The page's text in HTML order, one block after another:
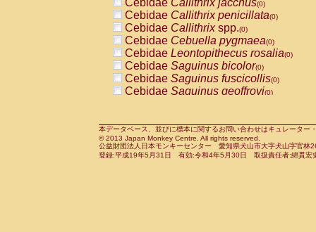
PitheciidaePithecia pithecia(0)
CercopithecidaeCercocebus agilis
CercopithecidaeCercocebus
CercopithecidaeCercocebus
CercopithecidaeCercocebus
CercopithecidaeCercocebus
CercopithecidaeCercocebushybrid
CercopithecidaePapio anubis(0)
CercopithecidaePapio cynocephalus
CercopithecidaePapio hamadryas(0)
Cebidae Callithrix jacchus(0)
Cebidae Callithrix penicillata(0)
Cebidae Callithrixspp.(0)
Cebidae Cebuella pygmaea(0)
Cebidae Leontopithecus rosalia(0)
Cebidae Saguinus bicolor(0)
Cebidae Saguinus fuscicollis(0)
Cebidae Saguinus geoffroyi(0)
CebidaeSaguinus leucopus(0)
CebidaeSaguinus midas(0)
Cebidae Saguinus mystax(0)
本データベース、並びに標本に関するお問い合わせはキュレータ
© 2013 Japan Monkey Centre. All rights reserved.
公益財団法人日本モンキーセンター 愛知県犬山市大字犬山字官
登録:平成19年5月31日 有効:令和4年5月30日 取扱責任者:綿貫宏